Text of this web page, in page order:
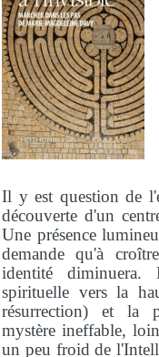
Il y est question de
découverte d'un
Une présence
demande qu'à
identité diminuera.
spirituelle vers la
résurrection) et la
mystère ineffable,
un peu froid de